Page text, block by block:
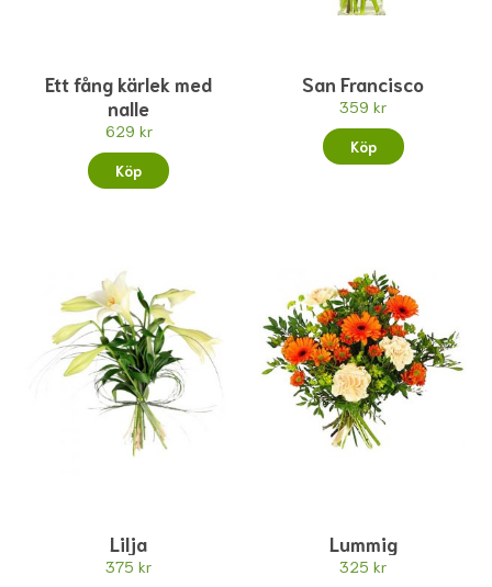
Ett fång kärlek med
nalle
629 kr
Köp
San Francisco
359 kr
Köp
Lilja
375 kr
Lummig
325 kr